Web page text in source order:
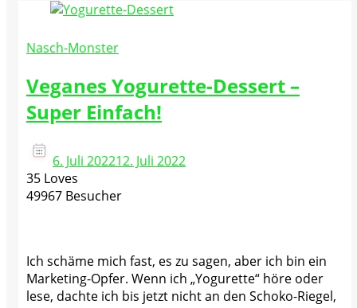
Nasch-Monster
Veganes Yogurette-Dessert –
Super Einfach!
6. Juli 202212. Juli 2022
35 Loves
49967 Besucher
Ich schäme mich fast, es zu sagen, aber ich bin ein
Marketing-Opfer. Wenn ich „Yogurette“ höre oder
lese, dachte ich bis jetzt nicht an den Schoko-Riegel,